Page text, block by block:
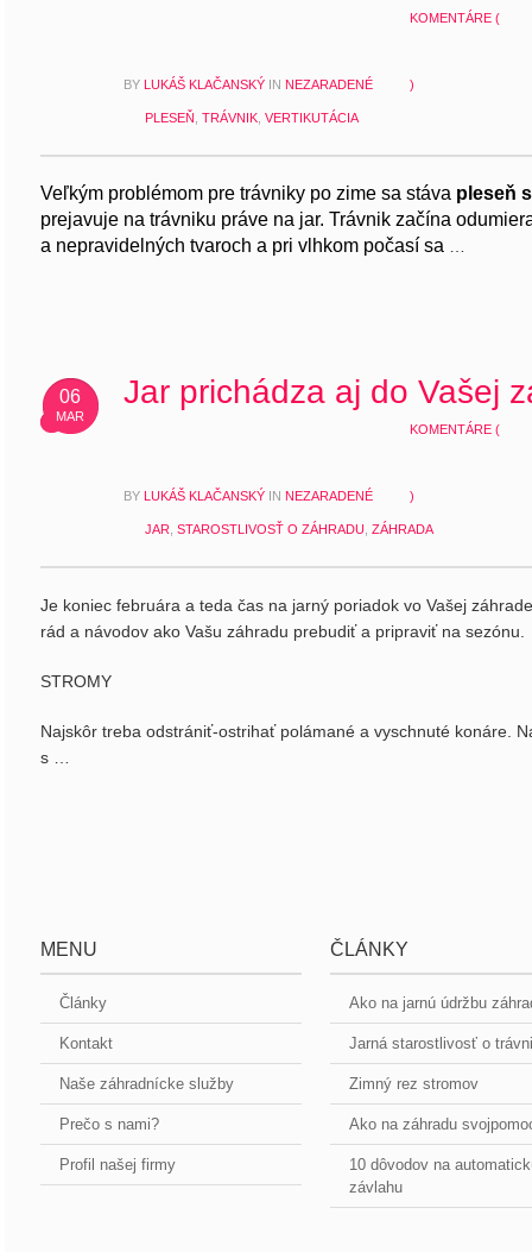
BY LUKÁŠ KLAČANSKÝ IN NEZARADENÉ
KOMENTÁRE (
)
PLESEŇ TRÁVNIK VERTIKUTÁCIA
Veľkým problémom pre trávniky po zime sa stáva pleseň
prejavuje na trávniku práve na jar. Trávnik začína
a nepravidelných tvaroch a pri vl hkom počasí sa
06
MAR
Jar prichádza aj do Vašej
BY LUKÁŠ KLAČANSKÝ IN NEZARADENÉ
KOMENTÁRE (
)
JAR STAROSTLIVOSŤ O ZÁHRADU ZÁHRADA
Je koniec februára a teda čas na jarný poriadok vo Vašej
rád a návodov ako Vašu záhradu prebudiť a pripraviť na sezónu.
STROMY
Najskôr treba odstrániť-ostrihať polámané a vyschnuté konáre.
s …
MENU
Články
Kontakt
Naše záhradnícke služby
Prečo s nami?
Profil našej firmy
ČLÁNKY
Ako na jarnú údržbu
Jarná starostlivosť o
Zimný rez stromov
Ako na záhradu
10 dôvodov na
závlahu